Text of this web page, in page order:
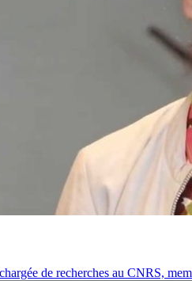
de recherches au CNRS,